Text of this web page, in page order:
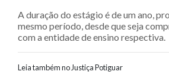
A duração do estágio é de um ano,
mesmo período, desde que seja
com a entidade de ensino respectiva.
Leia também no Justiça Potiguar